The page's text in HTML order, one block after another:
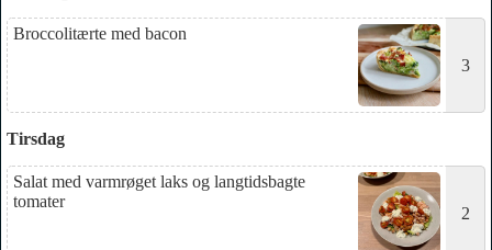
Broccolitærte med bacon
3
Tirsdag
Salat med varmrøget laks og langtidsbagte
tomater
2